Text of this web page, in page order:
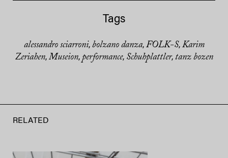
Tags
alessandro sciarroni, bolzano danza, FOLK-S, Karim
Zeriahen, Museion, performance, Schuhplattler, tanz bozen
RELATED